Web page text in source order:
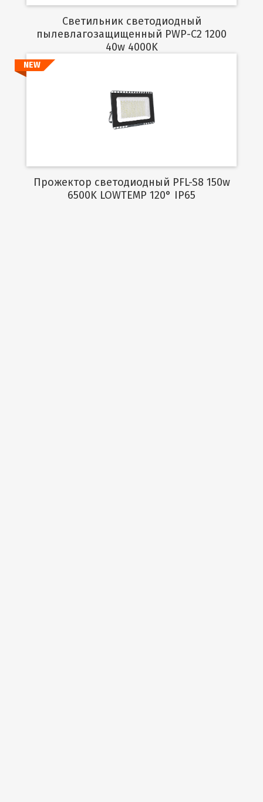
Светильник светодиодный
пылевлагозащищенный PWP-C2 1200
40w 4000K
Подробнее
NEW
Прожектор светодиодный PFL-S8 150w
6500K LOWTEMP 120° IP65